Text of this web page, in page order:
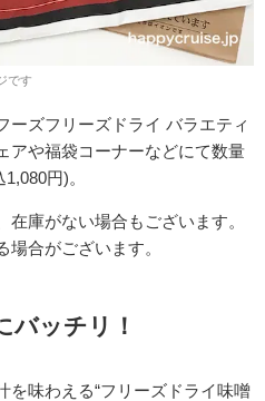
です
ーズフリーズドライ バラエティ
アや福袋コーナーなどにて数量
円)。
庫がない場合もございます。
合がございます。
バッチリ！
を味わえる“フリーズドライ味噌